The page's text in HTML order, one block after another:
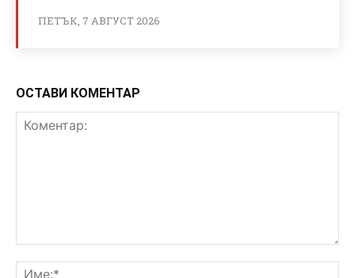
ПЕТЪК, 7 АВГУСТ 2026
ОСТАВИ КОМЕНТАР